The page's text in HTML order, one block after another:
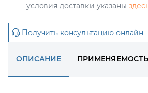
условия доставки указаны
Получить консультацию онлайн
ОПИСАНИЕ ПРИМЕНЯЕМОСТЬ